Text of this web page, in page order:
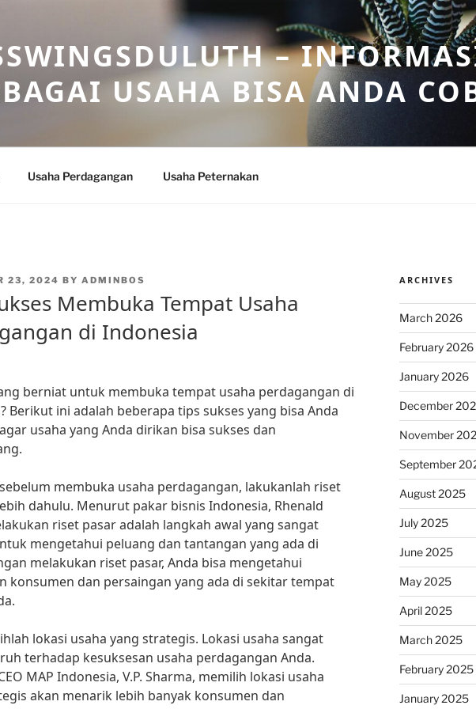
–
USAHA BISA ANDA
Usaha Perdagangan Usaha Peternakan
23, 2024 BY ADMINBOS
Membuka Tempat Usaha
di Indonesia
berniat untuk membuka tempat usaha perdagangan di
Berikut ini adalah beberapa tips sukses yang bisa Anda
usaha yang Anda dirikan bisa sukses dan
membuka usaha perdagangan, lakukanlah riset
dahulu. Menurut pakar bisnis Indonesia, Rhenald
riset pasar adalah langkah awal yang sangat
mengetahui peluang dan tantangan yang ada di
melakukan riset pasar, Anda bisa mengetahui
konsumen dan persaingan yang ada di sekitar tempat
lokasi usaha yang strategis. Lokasi usaha sangat
terhadap kesuksesan usaha perdagangan Anda.
MAP Indonesia, V.P. Sharma, memilih lokasi usaha
akan menarik lebih banyak konsumen dan
ARCHIVES
March 2026
February 2026
January 2026
December
November
September
August 2025
July 2025
June 2025
May 2025
April 2025
March 2025
February 2025
January 2025